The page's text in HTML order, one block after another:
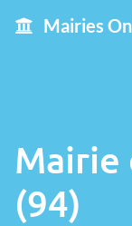
Mairies
Mairie
(94)